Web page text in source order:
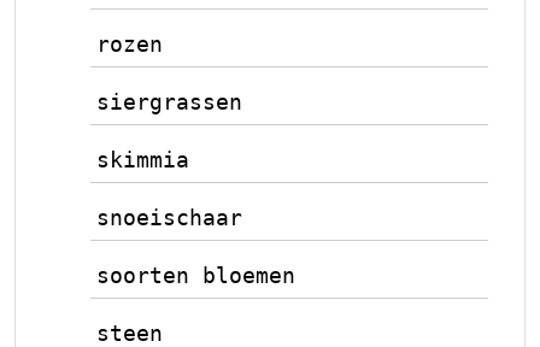
rozen
siergrassen
skimmia
snoeischaar
soorten bloemen
steen